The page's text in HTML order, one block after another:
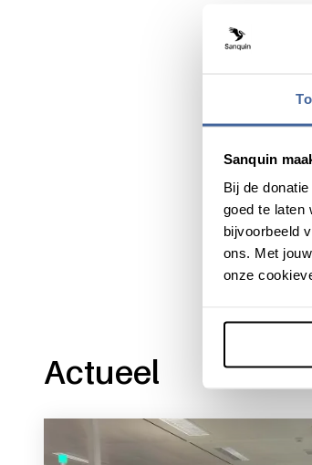
Sanquin
Bij de
goed te laten
bijvoorbeeld
ons. Met
onze
Dat het
niet nodig
Deel dit
Actueel